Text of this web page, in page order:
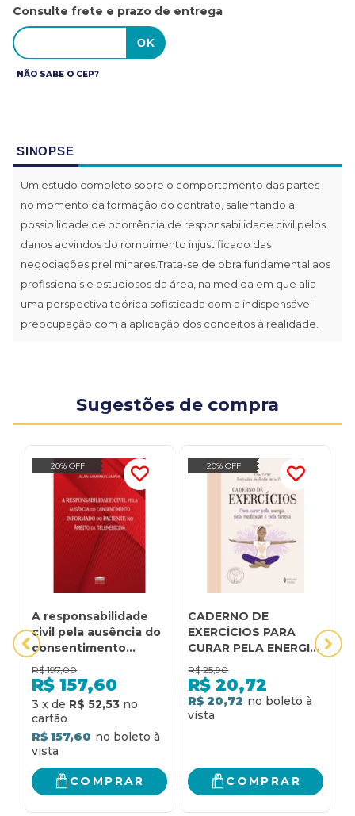
Consulte frete e prazo de entrega
NÃO SABE O CEP?
SINOPSE
Um estudo completo sobre o comportamento das partes
no momento da formação do contrato, salientando a
possibilidade de ocorrência de responsabilidade civil pelos
danos advindos do rompimento injustificado das
negociações preliminares.Trata-se de obra fundamental aos
profissionais e estudiosos da área, na medida em que alia
uma perspectiva teórica sofisticada com a indispensável
preocupação com a aplicação dos conceitos à realidade.
Sugestões de compra
20% OFF
A responsabilidade
civil pela ausência do
consentimento
informado do
paciente no âmbito
da telemedicina
R$ 197,00
R$ 157,60
3 x de R$ 52,53
R$ 157,60
COMPRAR
20% OFF
CADERNO DE
EXERCÍCIOS PARA
CURAR PELA ENERGIA,
PELA MEDITAÇÃO E
PELA TERAPIA
R$ 25,90
R$ 20,72
R$ 20,72
COMPRAR